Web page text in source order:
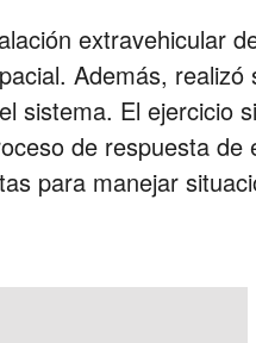
extravehicular
Además,
sistema. El ejercicio
de respuesta
para manejar